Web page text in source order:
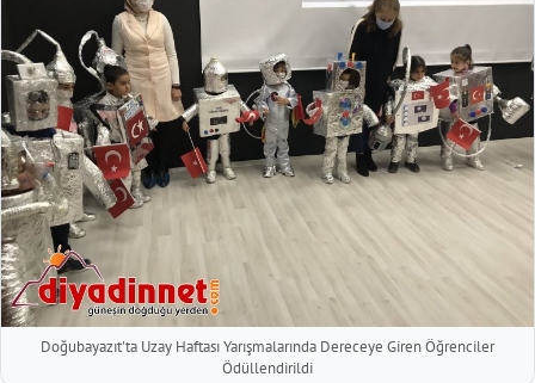
Doğubayazıt'ta Uzay Haftası Yarışmalarında Dereceye Giren Öğrenciler
Ödüllendirildi